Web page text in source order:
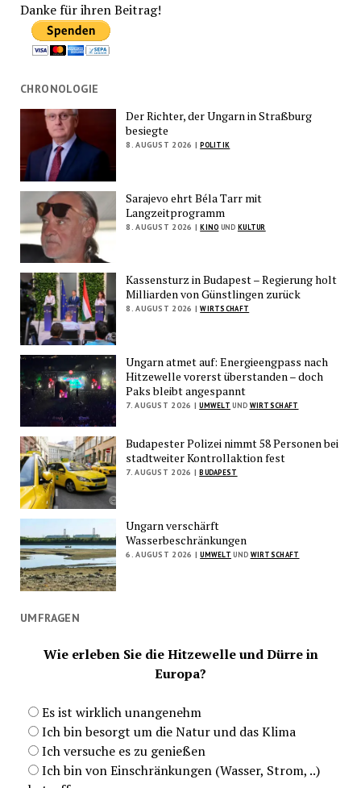
Danke für ihren Beitrag!
CHRONOLOGIE
Der Richter, der Ungarn in Straßburg
besiegte
8. AUGUST 2026 | POLITIK
Sarajevo ehrt Béla Tarr mit
Langzeitprogramm
8. AUGUST 2026 | KINO UND KULTUR
Kassensturz in Budapest – Regierung holt
Milliarden von Günstlingen zurück
8. AUGUST 2026 | WIRTSCHAFT
Ungarn atmet auf: Energieengpass nach
Hitzewelle vorerst überstanden – doch
Paks bleibt angespannt
7. AUGUST 2026 | UMWELT UND WIRTSCHAFT
Budapester Polizei nimmt 58 Personen bei
stadtweiter Kontrollaktion fest
7. AUGUST 2026 | BUDAPEST
Ungarn verschärft
Wasserbeschränkungen
6. AUGUST 2026 | UMWELT UND WIRTSCHAFT
UMFRAGEN
Wie erleben Sie die Hitzewelle und Dürre in
Europa?
Es ist wirklich unangenehm
Ich bin besorgt um die Natur und das Klima
Ich versuche es zu genießen
Ich bin von Einschränkungen (Wasser, Strom, ..)